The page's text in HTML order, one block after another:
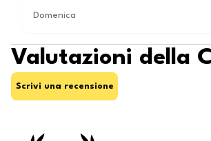
Domenica
Valutazioni della
Scrivi una recensione